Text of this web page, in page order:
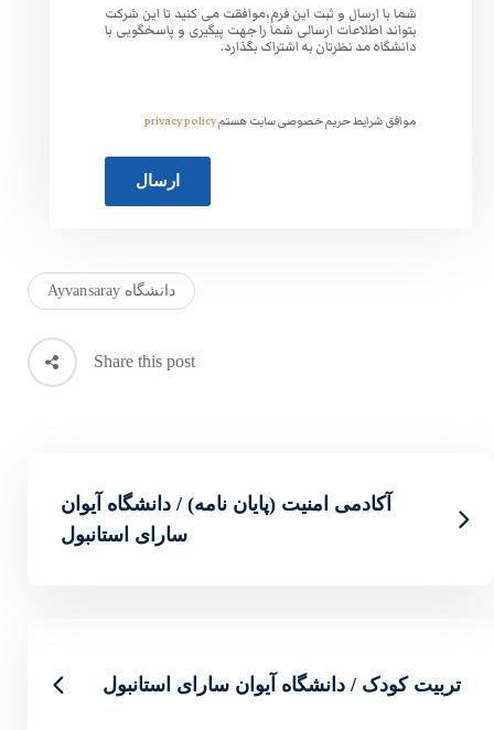
می کنید تا این شرکت
جهت پیگیری و پاسخگویی با
privacy policy
نامه) / دانشگاه آیوان
سارای استانبول